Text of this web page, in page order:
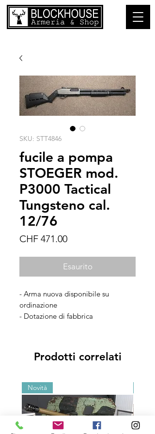
SKU: STT4846
fucile a pompa
STOEGER mod.
P3000 Tactical
Tungsteno cal.
12/76
CHF 471.00Prezzo
Esaurito
- Arma nuova disponibile su
ordinazione
- Dotazione di fabbrica
Prodotti correlati
Novità